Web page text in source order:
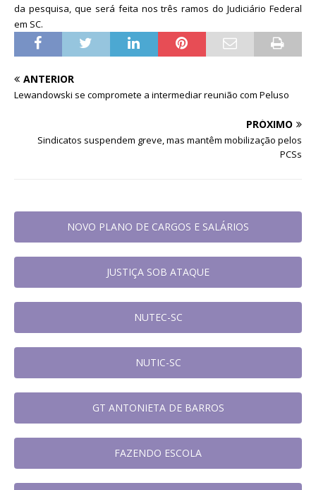
da pesquisa, que será feita nos três ramos do Judiciário Federal
em SC.
ANTERIOR
Lewandowski se compromete a intermediar reunião com Peluso
PRÓXIMO
Sindicatos suspendem greve, mas mantêm mobilização pelos
PCSs
NOVO PLANO DE CARGOS E SALÁRIOS
JUSTIÇA SOB ATAQUE
NUTEC-SC
NUTIC-SC
GT ANTONIETA DE BARROS
FAZENDO ESCOLA